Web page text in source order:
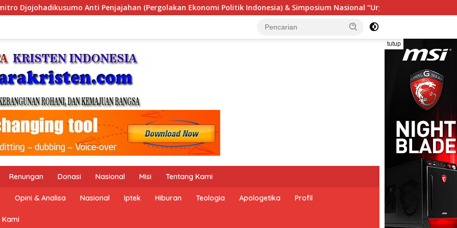
Ekonomi Politik Indonesia) & Simposium Nasional “Urgensi Undang-Undang Perekonomian Nasional dan
tutup
Renungan Donasi Nasional Misi Tentang Kami
Opini & Analisa Nasional Iptek Hiburan Teologia Apologetika Profil
Kami